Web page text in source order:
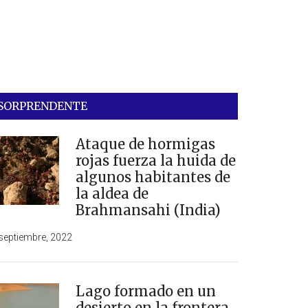
Ataque de hormigas
rojas fuerza la huida de
algunos habitantes de
la aldea de
Brahmansahi (India)
2022
Lago formado en un